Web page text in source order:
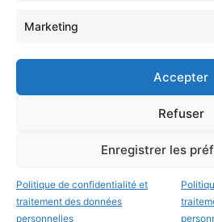
Marketing
Accepter
Refuser
Enregistrer les
Politique de confidentialité et
traitement des données
personnelles
votre
Metz Plage